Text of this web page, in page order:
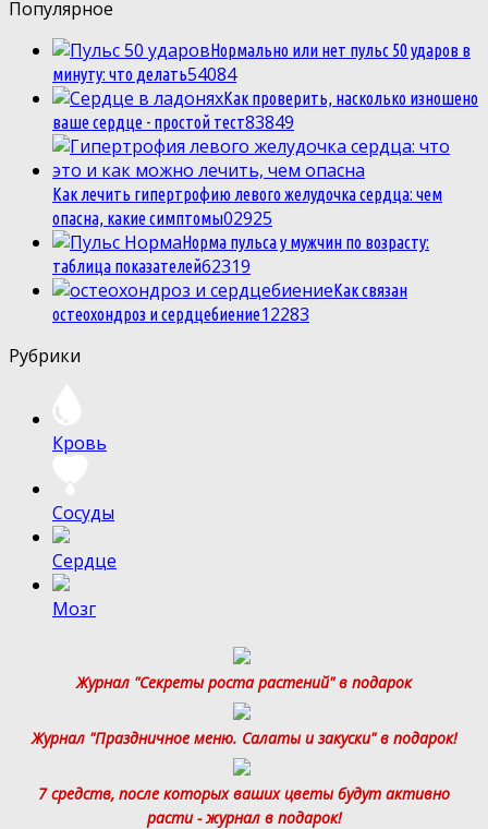
Популярное
Нормально или нет пульс 50 ударов в
минуту: что делать54084
Как проверить, насколько изношено
ваше сердце - простой тест83849
Как лечить гипертрофию левого желудочка сердца: чем
опасна, какие симптомы02925
Норма пульса у мужчин по возрасту:
таблица показателей62319
Как связан
остеохондроз и сердцебиение12283
Рубрики
Кровь
Сосуды
Сердце
Мозг
Журнал "Секреты роста растений" в подарок
Журнал "Праздничное меню. Салаты и закуски" в подарок!
7 средств, после которых ваших цветы будут активно
расти - журнал в подарок!